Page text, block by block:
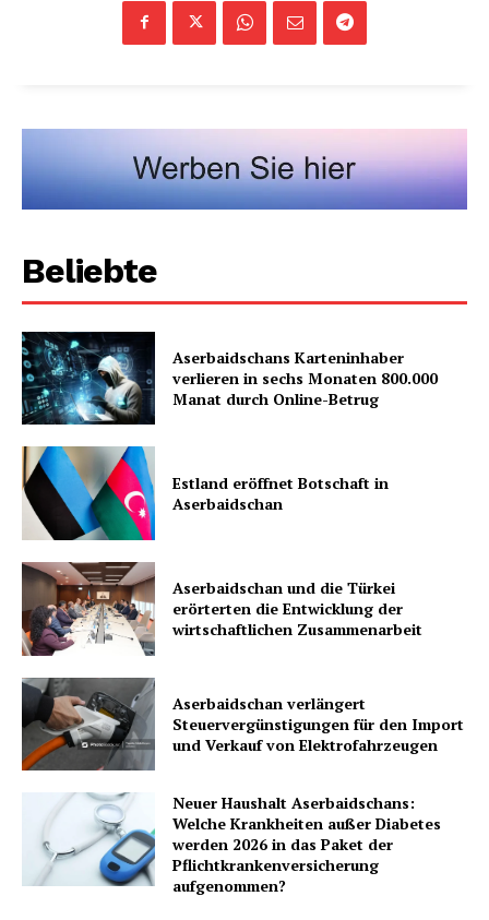
Beliebte
Aserbaidschans Karteninhaber
verlieren in sechs Monaten 800.000
Manat durch Online-Betrug
Estland eröffnet Botschaft in
Aserbaidschan
Aserbaidschan und die Türkei
erörterten die Entwicklung der
wirtschaftlichen Zusammenarbeit
Aserbaidschan verlängert
Steuervergünstigungen für den Import
und Verkauf von Elektrofahrzeugen
Neuer Haushalt Aserbaidschans:
Welche Krankheiten außer Diabetes
werden 2026 in das Paket der
Pflichtkrankenversicherung
aufgenommen?